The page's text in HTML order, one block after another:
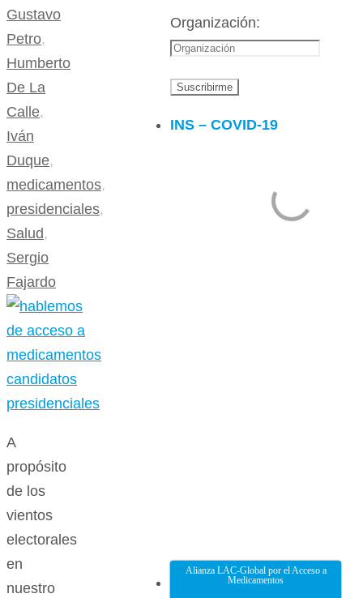
Gustavo
Petro,
Humberto
De La
Calle,
Iván
Duque,
medicamentos,
presidenciales,
Salud ,
Sergio
Fajardo
A
propósito
de los
vientos
electorales
en
nuestro
Organización:
INS – COVID-19
Alianza LAC-Global por el Acceso a
Medicamentos